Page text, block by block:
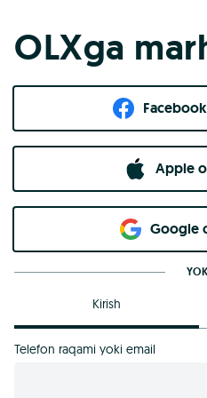
OLXga
Apple
Goo​g​le
Kirish
Telefon raqami yoki email